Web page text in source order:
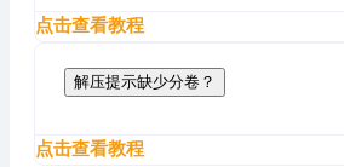
点击查看教程
解压提示缺少分卷？
点击查看教程